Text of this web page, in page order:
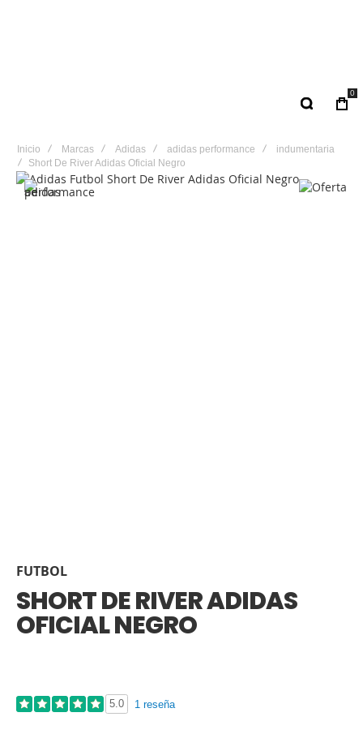
0
Inicio Marcas Adidas adidas performance
indumentaria
Short De River Adidas Oficial Negro
FUTBOL
SHORT DE RIVER ADIDAS
OFICIAL NEGRO
5.0 1 reseña